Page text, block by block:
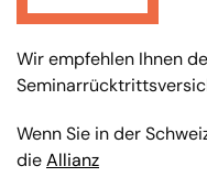
Wir empfehlen Ihnen
Wenn Sie in der
dieAllianz